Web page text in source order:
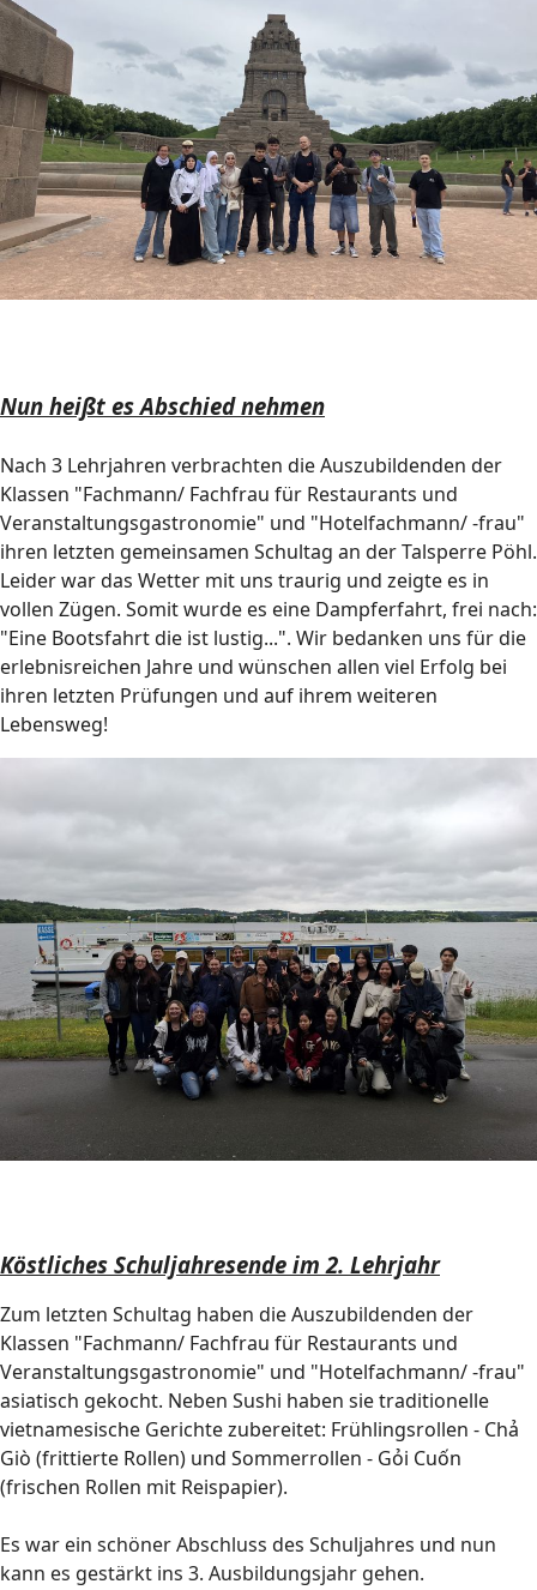
Nun heißt es Abschied nehmen
Nach 3 Lehrjahren verbrachten die Auszubildenden der
Klassen "Fachmann/ Fachfrau für Restaurants und
Veranstaltungsgastronomie" und "Hotelfachmann/ -frau"
ihren letzten gemeinsamen Schultag an der Talsperre Pöhl.
Leider war das Wetter mit uns traurig und zeigte es in
vollen Zügen. Somit wurde es eine Dampferfahrt, frei nach:
"Eine Bootsfahrt die ist lustig...". Wir bedanken uns für die
erlebnisreichen Jahre und wünschen allen viel Erfolg bei
ihren letzten Prüfungen und auf ihrem weiteren
Lebensweg!
Köstliches Schuljahresende im 2. Lehrjahr
Zum letzten Schultag haben die Auszubildenden der
Klassen "Fachmann/ Fachfrau für Restaurants und
Veranstaltungsgastronomie" und "Hotelfachmann/ -frau"
asiatisch gekocht. Neben Sushi haben sie traditionelle
vietnamesische Gerichte zubereitet: Frühlingsrollen - Chả
Giò (frittierte Rollen) und Sommerrollen - Gỏi Cuốn
(frischen Rollen mit Reispapier).
Es war ein schöner Abschluss des Schuljahres und nun
kann es gestärkt ins 3. Ausbildungsjahr gehen.